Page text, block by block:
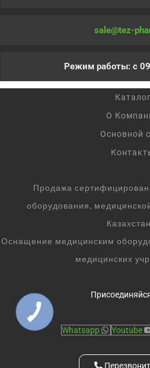
sale@tez-
Режим работы: с
Каталог
О
Основной
Продажа
оборудования,
Оснащение медицинским
медицинских
Whatsapp Youtube